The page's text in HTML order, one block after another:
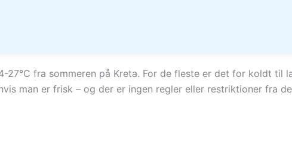
fra sommeren på Kreta. For de fleste er det for koldt til
man er frisk – og der er ingen regler eller restriktioner fra